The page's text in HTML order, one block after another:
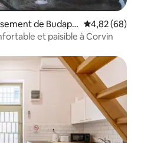
de Budape Évaluation
4,82 (68)
et paisible à Corvin